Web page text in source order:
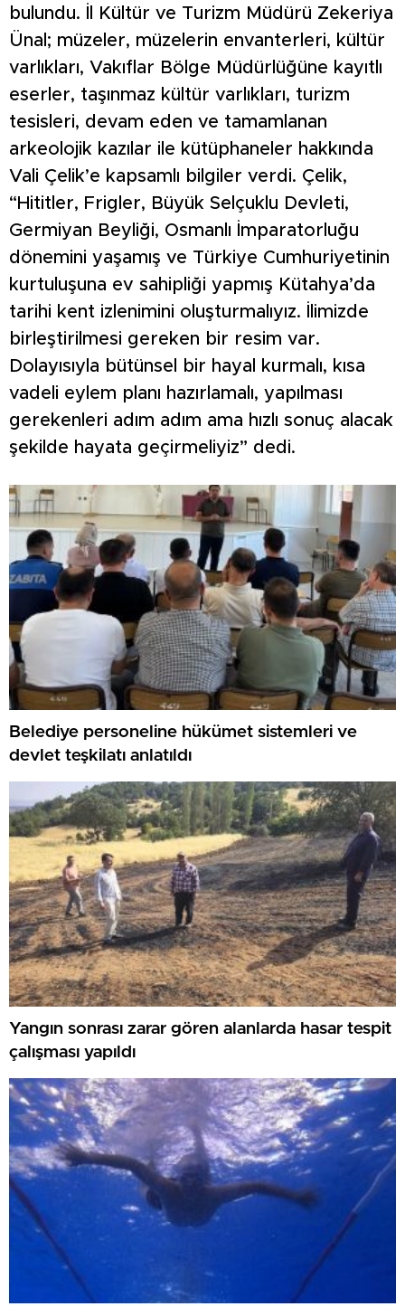
bulundu. İl Kültür ve Turizm Müdürü Zekeriya
Ünal; müzeler, müzelerin envanterleri, kültür
varlıkları, Vakıflar Bölge Müdürlüğüne kayıtlı
eserler, taşınmaz kültür varlıkları, turizm
tesisleri, devam eden ve tamamlanan
arkeolojik kazılar ile kütüphaneler hakkında
Vali Çelik’e kapsamlı bilgiler verdi. Çelik,
“Hititler, Frigler, Büyük Selçuklu Devleti,
Germiyan Beyliği, Osmanlı İmparatorluğu
dönemini yaşamış ve Türkiye Cumhuriyetinin
kurtuluşuna ev sahipliği yapmış Kütahya’da
tarihi kent izlenimini oluşturmalıyız. İlimizde
birleştirilmesi gereken bir resim var.
Dolayısıyla bütünsel bir hayal kurmalı, kısa
vadeli eylem planı hazırlamalı, yapılması
gerekenleri adım adım ama hızlı sonuç alacak
şekilde hayata geçirmeliyiz” dedi.
Belediye personeline hükümet sistemleri ve
devlet teşkilatı anlatıldı
Yangın sonrası zarar gören alanlarda hasar tespit
çalışması yapıldı